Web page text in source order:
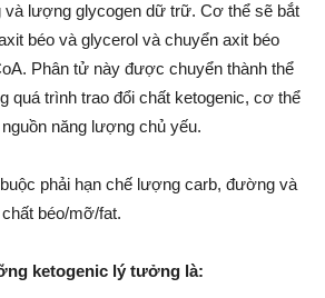
và lượng glycogen dữ trữ. Cơ thể sẽ bắt
béo và glycerol và chuyển axit béo
Phân tử này được chuyển thành thể
quá trình trao đổi chất ketogenic, cơ thể
năng lượng chủ yếu.
phải hạn chế lượng carb, đường và
béo/mỡ/fat.
ketogenic lý tưởng là: